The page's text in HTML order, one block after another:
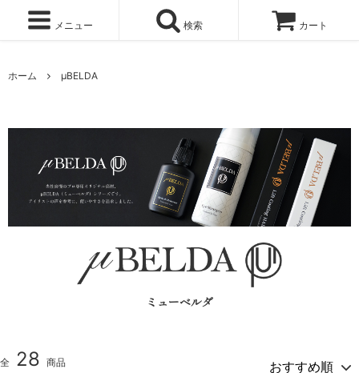
メニュー 検索 カート
ホーム μBELDA
ミューベルダ
全 28 商品